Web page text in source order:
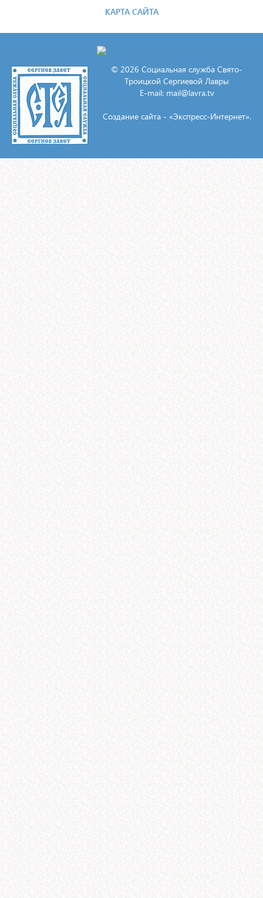
КАРТА САЙТА
© 2026 Социальная служба Свято-
Троицкой Сергиевой Лавры
E-mail: mail@lavra.tv
Создание сайта - «Экспресс-Интернет».